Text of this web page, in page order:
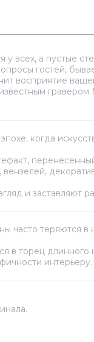
у всех, а пустые
гостей,
восприятие
гравером
когда
и заставляют
часто теряются в
в торец длинного
интерьеру.